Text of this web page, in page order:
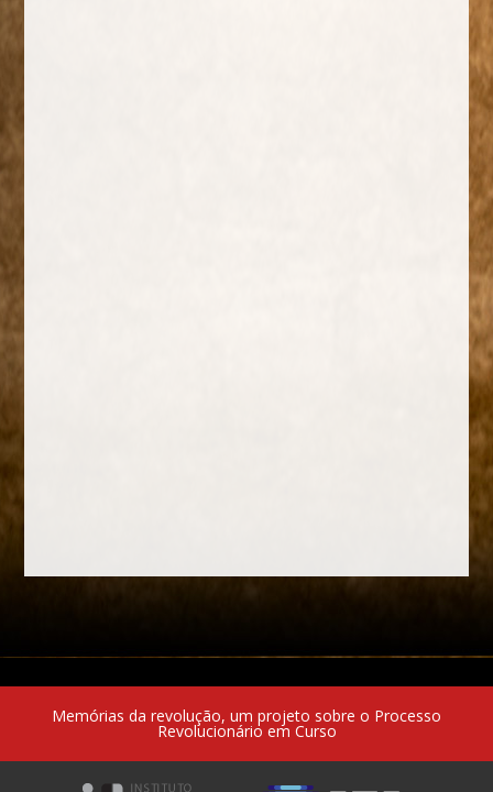
Memórias da revolução, um projeto sobre o Processo
Revolucionário em Curso